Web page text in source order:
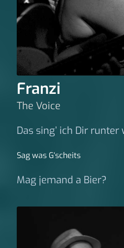
Franzi
The Voice
Das sing’ ich Dir runter
Sag was G‘scheits
Mag jemand a Bier?